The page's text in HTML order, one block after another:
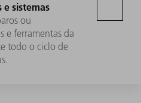
sistemas
ou
e ferramentas da
todo o ciclo de